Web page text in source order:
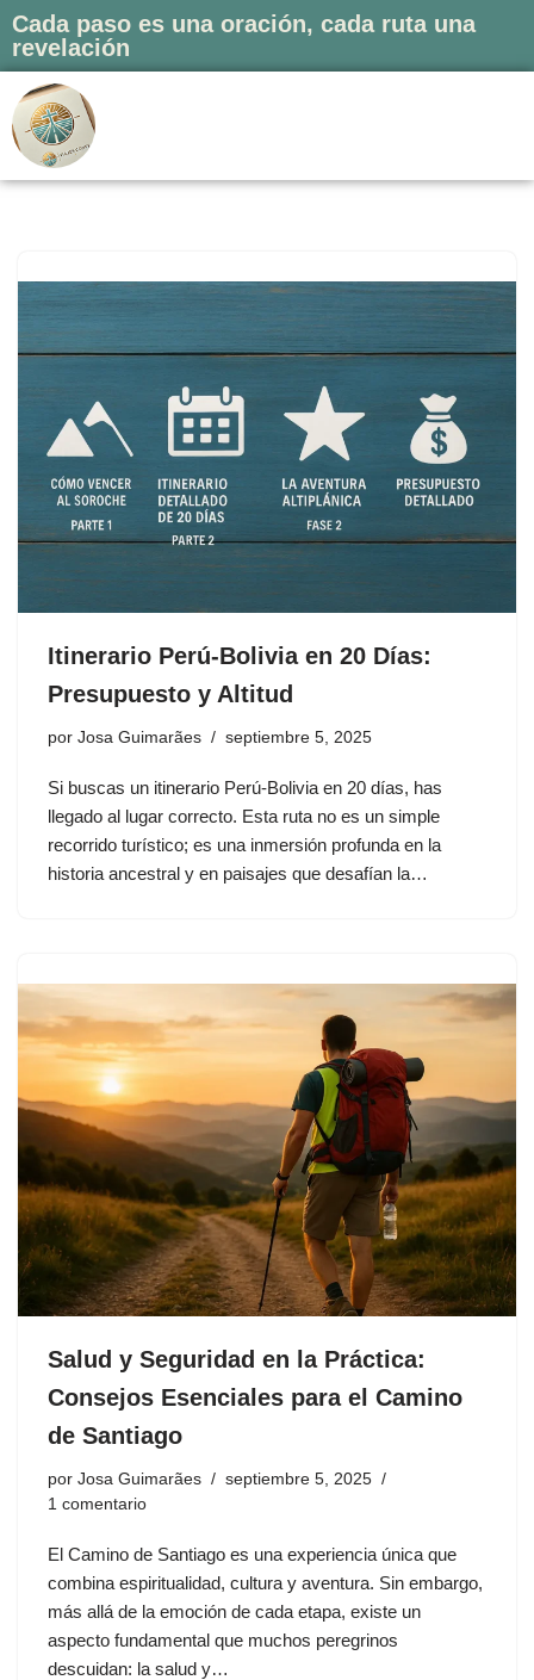
al
contenido
Cada paso es una oración, cada ruta una
revelación
Itinerario Perú-Bolivia en 20 Días:
Presupuesto y Altitud
por Josa Guimarães septiembre 5, 2025
Si buscas un itinerario Perú-Bolivia en 20 días, has
llegado al lugar correcto. Esta ruta no es un simple
recorrido turístico; es una inmersión profunda en la
historia ancestral y en paisajes que desafían la…
Salud y Seguridad en la Práctica:
Consejos Esenciales para el Camino
de Santiago
por Josa Guimarães
septiembre 5, 2025
1 comentario
El Camino de Santiago es una experiencia única que
combina espiritualidad, cultura y aventura. Sin embargo,
más allá de la emoción de cada etapa, existe un
aspecto fundamental que muchos peregrinos
descuidan: la salud y…